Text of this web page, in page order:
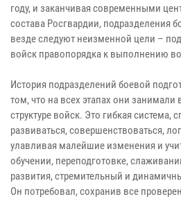
году, и заканчивая современными
состава Росгвардии, подразделения
везде следуют неизменной цели –
войск правопорядка к выполнению
История подразделений боевой
том, что на всех этапах они
структуре войск. Это гибкая система,
развиваться, совершенствоваться,
улавливая малейшие изменения и
обучении, переподготовке,
развития, стремительный и
Он потребовал, сохранив все